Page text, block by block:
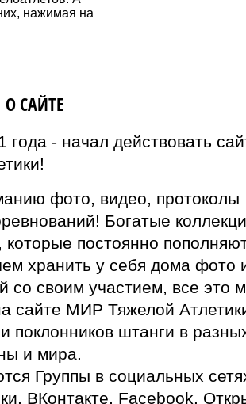
нажимая на
О САЙТЕ
года - начал действовать
фото, видео, протоколы
Богатые
постоянно
хранить у себя дома фото
со своим участием, все это
сайте МИР Тяжелой
поклонников штанги в
и мира.
Группы в социальных
ВКонтакте, Facebook.